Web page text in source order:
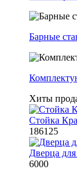
Барные
Хиты
Стойка
186125
Дверца
6000